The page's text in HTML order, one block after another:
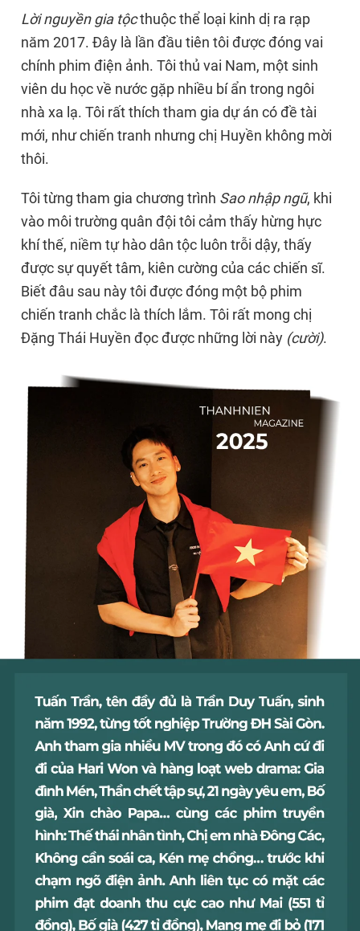
Lời nguyền gia tộcthuộc thể loại kinh dị ra rạp
năm 2017. Đây là lần đầu tiên tôi được đóng vai
chính phim điện ảnh. Tôi thủ vai Nam, một sinh
viên du học về nước gặp nhiều bí ẩn trong ngôi
nhà xa lạ. Tôi rất thích tham gia dự án có đề tài
mới, như chiến tranh nhưng chị Huyền không mời
thôi.
Tôi từng tham gia chương trình Sao nhập ngũ, khi
vào môi trường quân đội tôi cảm thấy hừng hực
khí thế, niềm tự hào dân tộc luôn trỗi dậy, thấy
được sự quyết tâm, kiên cường của các chiến sĩ.
Biết đâu sau này tôi được đóng một bộ phim
chiến tranh chắc là thích lắm. Tôi rất mong chị
Đặng Thái Huyền đọc được những lời này (cười).